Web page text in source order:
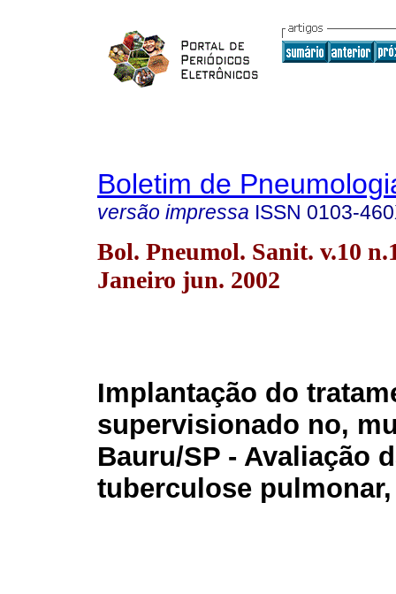
Boletim de
versão impressa ISSN 0103-
Bol. Pneumol. Sanit. v.10
Janeiro jun. 2002
Implantação do
supervisionado no,
Bauru/SP - Avaliação
tuberculose pulmonar,